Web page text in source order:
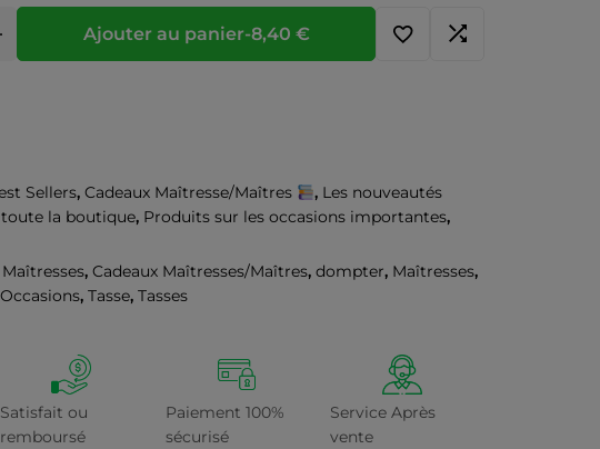
Ajouter au panier-8,40 €
Sellers, Cadeaux Maîtresse/Maîtres , Les nouveautés
la boutique, Produits sur les occasions importantes,
, Cadeaux Maîtresses/Maîtres, dompter, Maîtresses,
Occasions, Tasse, Tasses
Satisfait ou
remboursé
Paiement 100%
sécurisé
Service Après
vente